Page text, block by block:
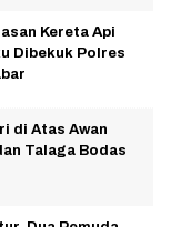
Kereta Api
Dibekuk Polres
di Atas Awan
Talaga Bodas